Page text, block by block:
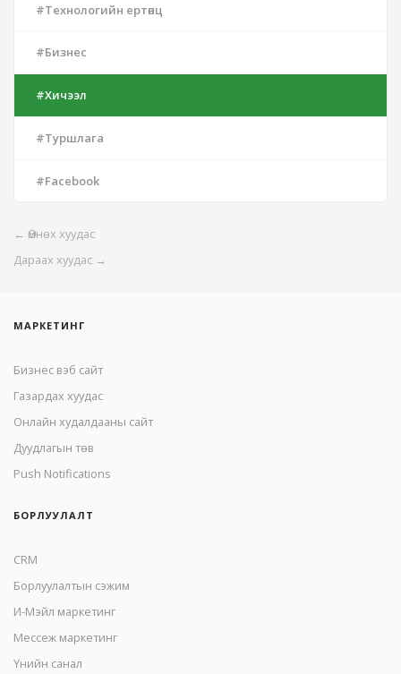
#Технологийн ертөнц
#Бизнес
#Хичээл
#Туршлага
#Facebook
← Өмнөх хуудас
Дараах хуудас →
МАРКЕТИНГ
Бизнес вэб сайт
Газардах хуудас
Онлайн худалдааны сайт
Дуудлагын төв
Push Notifications
БОРЛУУЛАЛТ
CRM
Борлуулалтын сэжим
И-Мэйл маркетинг
Mессеж маркетинг
Үнийн санал